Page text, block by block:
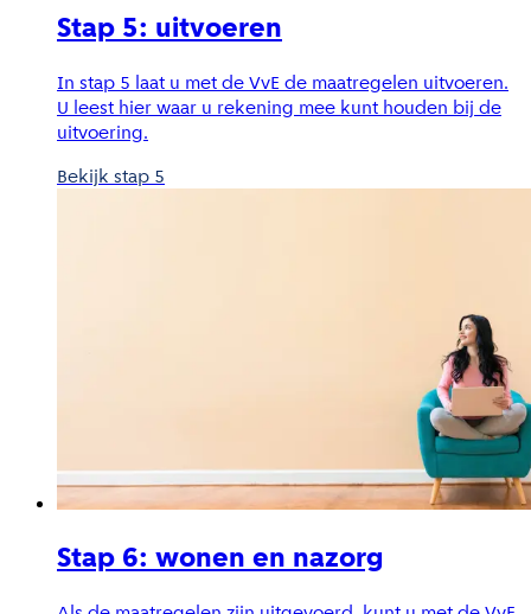
Stap 5: uitvoeren
In stap 5 laat u met de VvE de maatregelen uitvoeren.
U leest hier waar u rekening mee kunt houden bij de
uitvoering.
Bekijk stap 5
Stap 6: wonen en nazorg